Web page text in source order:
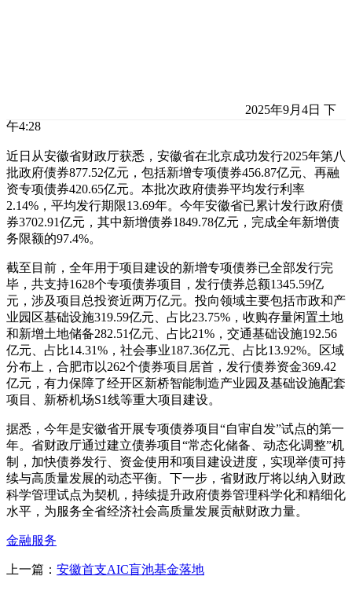
2025年9月4日 下
午4:28
近日从安徽省财政厅获悉，安徽省在北京成功发行2025年第八
批政府债券877.52亿元，包括新增专项债券456.87亿元、再融
资专项债券420.65亿元。本批次政府债券平均发行利率
2.14%，平均发行期限13.69年。今年安徽省已累计发行政府债
券3702.91亿元，其中新增债券1849.78亿元，完成全年新增债
务限额的97.4%。
截至目前，全年用于项目建设的新增专项债券已全部发行完
毕，共支持1628个专项债券项目，发行债券总额1345.59亿
元，涉及项目总投资近两万亿元。投向领域主要包括市政和产
业园区基础设施319.59亿元、占比23.75%，收购存量闲置土地
和新增土地储备282.51亿元、占比21%，交通基础设施192.56
亿元、占比14.31%，社会事业187.36亿元、占比13.92%。区域
分布上，合肥市以262个债券项目居首，发行债券资金369.42
亿元，有力保障了经开区新桥智能制造产业园及基础设施配套
项目、新桥机场S1线等重大项目建设。
据悉，今年是安徽省开展专项债券项目“自审自发”试点的第一
年。省财政厅通过建立债券项目“常态化储备、动态化调整”机
制，加快债券发行、资金使用和项目建设进度，实现举债可持
续与高质量发展的动态平衡。下一步，省财政厅将以纳入财政
科学管理试点为契机，持续提升政府债券管理科学化和精细化
水平，为服务全省经济社会高质量发展贡献财政力量。
金融服务
上一篇： 安徽首支AIC盲池基金落地